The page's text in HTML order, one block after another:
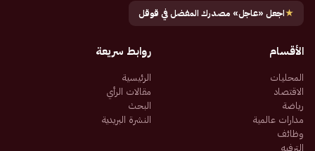
★اجعل «عاجل» مصدرك المفضل في قوقل
الأقسام
المحليات
الاقتصاد
رياضة
مدارات عالمية
وظائف
الترفيه
روابط سريعة
الرئيسية
مقالات الرأي
البحث
النشرة البريدية